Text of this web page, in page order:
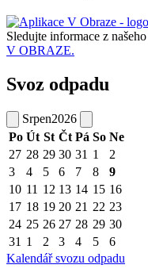
Sledujte informace z
V OBRAZE.
Svoz odpadu
Srpen2026
Po Út St Čt Pá So Ne
27 28 29 30 31 1
2
3
4 5 6 7 8
9
10 11 12 13 14 15 16
17 18 19 20 21 22 23
24 25 26 27 28 29 30
31 1 2 3 4 5
6
Kalendář svozu odpadu